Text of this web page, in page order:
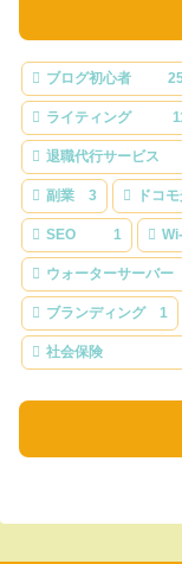
ブログ初心者
ライティング
退職代行サービス
副業 3 ドコ
SEO 1
ウォーターサーバー
ブランディング 1
社会保険